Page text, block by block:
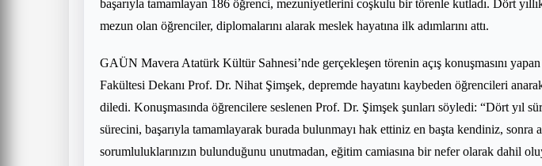
başarıyla tamamlayan 186 öğrenci, mezuniyetlerini coşkulu bir törenle kutladı. Dört
mezun olan öğrenciler, diplomalarını alarak meslek hayatına ilk adımlarını attı.
GAÜN Mavera Atatürk Kültür Sahnesi’nde gerçekleşen törenin açış konuşmasını
Fakültesi Dekanı Prof. Dr. Nihat Şimşek, depremde hayatını kaybeden öğrencileri
diledi. Konuşmasında öğrencilere seslenen Prof. Dr. Şimşek şunları söyledi: “Dört yıl
sürecini, başarıyla tamamlayarak burada bulunmayı hak ettiniz en başta kendiniz, sonra
sorumluluklarınızın bulunduğunu unutmadan, eğitim camiasına bir nefer olarak dahil